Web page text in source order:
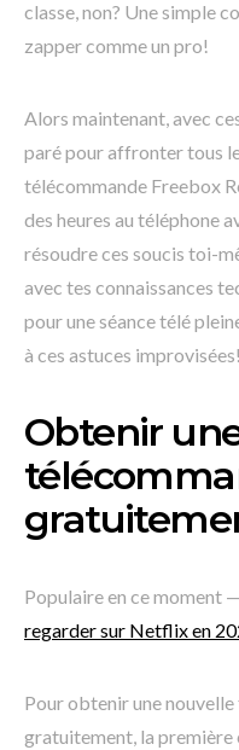
classe, non? Une simple
zapper comme un pro!
Alors maintenant, avec
paré pour affronter tous
télécommande Freebox
des heures au téléphone
résoudre ces soucis toi-
avec tes connaissances
pour une séance télé
à ces astuces improvisées!
Obtenir
Populaire en ce moment —
regarder sur Netflix en
Pour obtenir une
gratuitement, la première